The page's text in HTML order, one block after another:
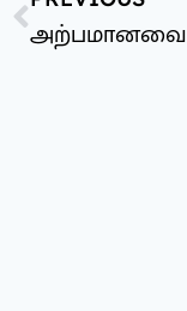
அற்பமானவை